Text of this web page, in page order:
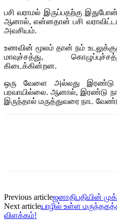
பசி வராமல் இருப்பதற்கு
ஆனால், என்னதான் பசி
அவசியம்.
உணவின் மூலம் தான் நம்
மாவுச்சத்து,
கிடைக்கின்றன.
ஒரு வேளை அல்லது இரண்டு
பரவாயில்லை. ஆனால், இரண்டு
இருந்தால் மருத்துவரை நாட
Previous articleஜனாதிபதியின்
Next articleயாழில் உள்ள
விளக்கம்!